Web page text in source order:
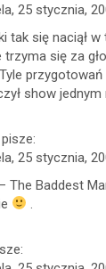
25 stycznia,
tak się naciął
trzyma się za
show jednym
pisze:
25 stycznia,
The Baddest
.